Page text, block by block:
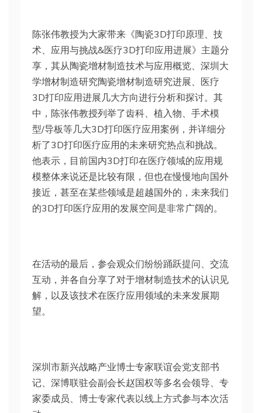
陈张伟教授为大家带来《陶瓷3D打印原理、技
术、应用与挑战&医疗3D打印应用进展》主题分
享，其从陶瓷增材制造技术与应用概览、深圳大
学增材制造研究陶瓷增材制造研究进展、医疗
3D打印应用进展几大方向进行分析和探讨。其
中，陈张伟教授列举了齿科、植入物、手术模
型/导板等几大3D打印医疗应用案例，并详细分
析了3D打印医疗应用的未来研究热点和挑战。
他表示，目前国内3D打印在医疗领域的应用规
模整体来说还是比较有限，但也在慢慢地向国外
接近，甚至在某些领域是超越国外的，未来我们
的3D打印医疗应用的发展空间是非常广阔的。
在活动的最后，参会观众们纷纷踊跃提问、交流
互动，并各自分享了对于增材制造技术的认识见
解，以及该技术在医疗应用领域的未来发展期
望。
深圳市新兴战略产业博士专家联谊会党支部书
记、深博联驻会副会长赵国权等多名会领导、专
家委成员、博士专家代表以线上方式参与本次活